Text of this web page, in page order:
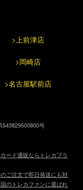
>上前津店
>岡崎店
>名古屋駅前店
号
ード通販ならトレカプラ
ご注文で即日発送にも対
のトレカファンに選ばれ